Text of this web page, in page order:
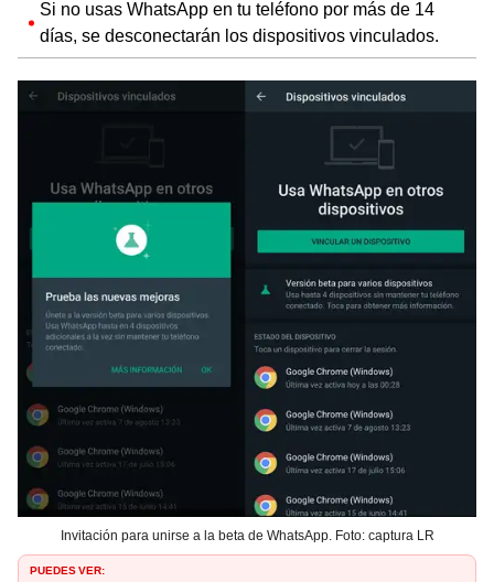
Si no usas WhatsApp en tu teléfono por más de 14
días, se desconectarán los dispositivos vinculados.
Invitación para unirse a la beta de WhatsApp. Foto: captura LR
PUEDES VER: